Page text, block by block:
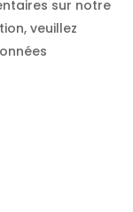
sur notre
veuillez